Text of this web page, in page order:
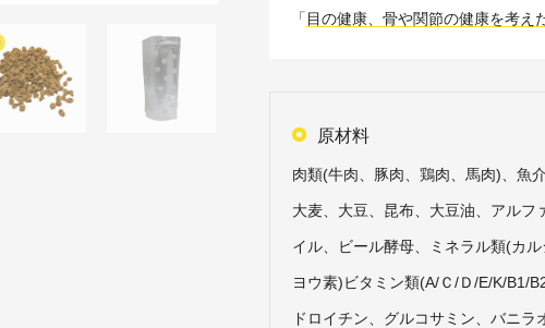
「 目の健康、骨や関節の健康を考え
原材料
肉類(牛肉、豚肉、鶏肉、馬肉)、魚
大麦、大豆、昆布、大豆油、アルフ
イル、ビール酵母、ミネラル類(カ
ヨウ素)ビタミン類(A/Ｃ/Ｄ/E/K/B1/
ドロイチン、グルコサミン、バニラ